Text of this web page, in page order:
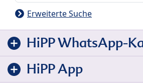
Erweiterte Suche
HiPP WhatsApp-
HiPP App